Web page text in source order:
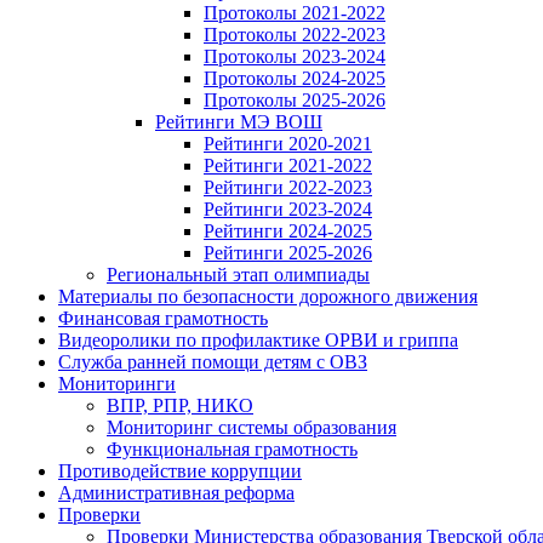
Протоколы 2021-2022
Протоколы 2022-2023
Протоколы 2023-2024
Протоколы 2024-2025
Протоколы 2025-2026
Рейтинги МЭ ВОШ
Рейтинги 2020-2021
Рейтинги 2021-2022
Рейтинги 2022-2023
Рейтинги 2023-2024
Рейтинги 2024-2025
Рейтинги 2025-2026
Региональный этап олимпиады
Материалы по безопасности дорожного движения
Финансовая грамотность
Видеоролики по профилактике ОРВИ и гриппа
Служба ранней помощи детям с ОВЗ
Мониторинги
ВПР, РПР, НИКО
Мониторинг системы образования
Функциональная грамотность
Противодействие коррупции
Административная реформа
Проверки
Проверки Министерства образования Тверской